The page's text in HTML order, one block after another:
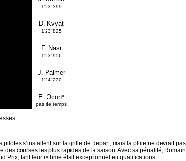
1'23"399
D. Kvyat
1'23"825
F. Nasr
1'23"956
J. Palmer
1'24"230
E. Ocon*
pas de temps
s’installent sur la grille de départ, mais la pluie ne devrait pas
des courses les plus rapides de la saison. Avec sa pénalité, Romain
Prix, tant leur rythme était exceptionnel en qualifications.